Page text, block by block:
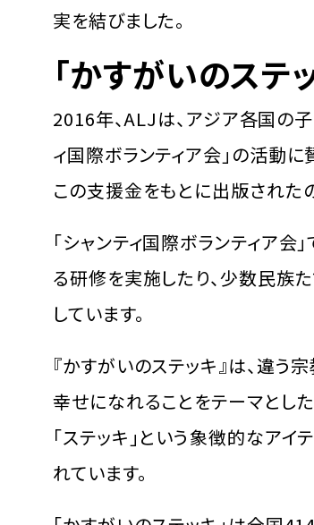
実を結びました。
「かすがいのステ
2016年、ALJは、アジア各国の
ィ国際ボランティア会」の活動に
この支援金をもとに出版されたの
「シャンティ国際ボランティア
る研修を実施したり、少数民族
しています。
『かすがいのステッキ』は、違う
幸せになれることをテーマとし
「ステッキ」という象徴的なア
れています。